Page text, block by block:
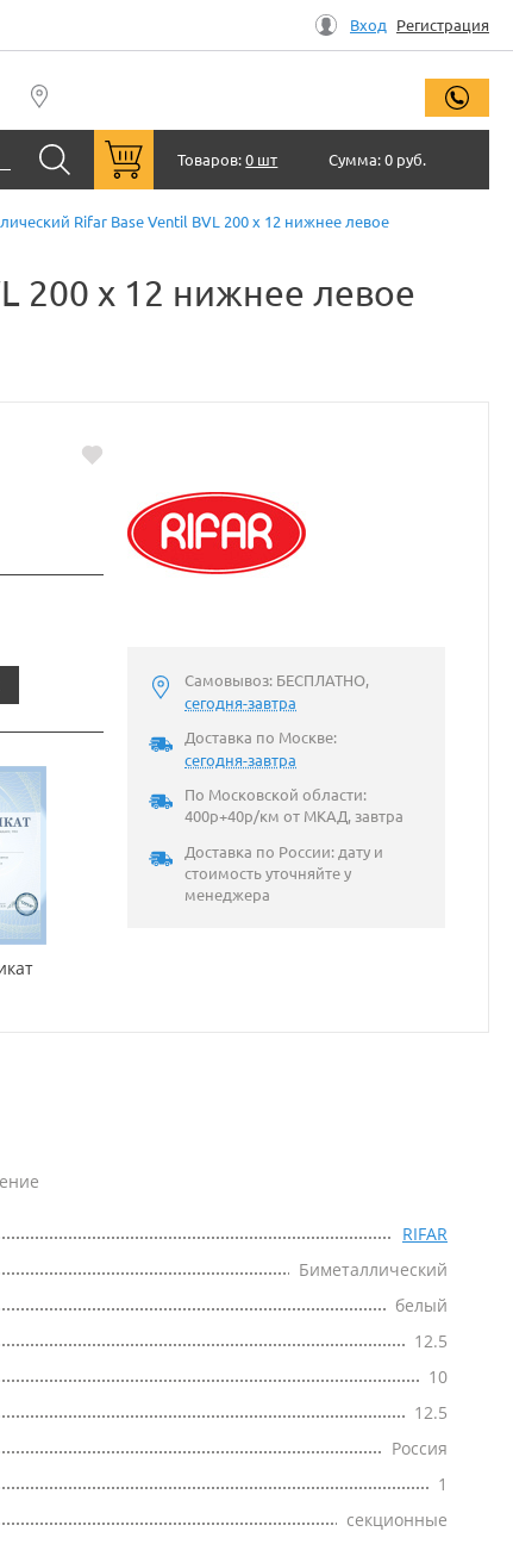
Вход Регистрация
Товаров:0 шт Сумма:0 руб.
Rifar Base Ventil BVL 200 x 12 нижнее левое
200 x 12 нижнее левое
Самовывоз: БЕСПЛАТНО,
сегодня-завтра
Доставка по Москве:
сегодня-завтра
По Московской области:
400р+40р/км от МКАД, завтра
Доставка по России: дату и
стоимость уточняйте у
менеджера
RIFAR
Биметаллический
белый
12.5
10
12.5
Россия
1
секционные